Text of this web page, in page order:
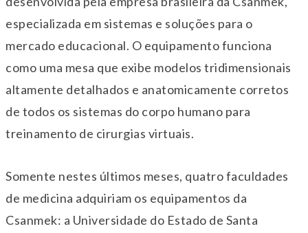
especializada em sistemas e soluções para o
mercado educacional. O equipamento funciona
como uma mesa que exibe modelos tridimensionais
altamente detalhados e anatomicamente corretos
de todos os sistemas do corpo humano para
treinamento de cirurgias virtuais.
Somente nestes últimos meses, quatro faculdades
de medicina adquiriam os equipamentos da
Csanmek: a Universidade do Estado de Santa